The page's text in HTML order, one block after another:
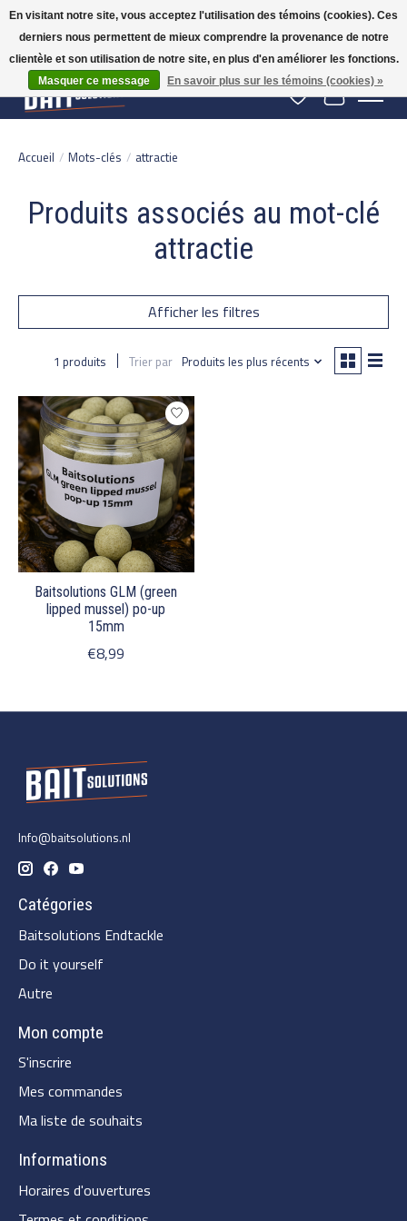
Gratis verzending vanaf 50 euro binnen NL | Op voorraad binnen 2-5 werkdagen
verzonden | België vanaf 70 euro gratis verzonden
Liste de souhaits
Panier
Accueil / Mots-clés / attractie
Produits associés au mot-clé
attractie
Afficher les filtres
1 produits Trier par Produits les plus récents
Baitsolutions GLM (green
lipped mussel) po-up
15mm
€8,99
Info@baitsolutions.nl
Catégories
Baitsolutions Endtackle
Do it yourself
Autre
Mon compte
S'inscrire
Mes commandes
Ma liste de souhaits
Informations
Horaires d'ouvertures
En visitant notre site, vous acceptez l'utilisation des témoins (cookies). Ces
derniers nous permettent de mieux comprendre la provenance de notre
clientèle et son utilisation de notre site, en plus d'en améliorer les fonctions.
Masquer ce message
En savoir plus sur les témoins (cookies) »